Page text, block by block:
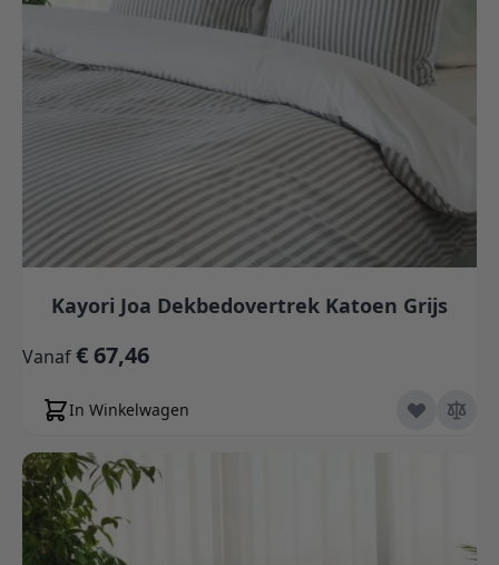
Kayori Joa Dekbedovertrek Katoen Grijs
Vanaf€ 67,46
In Winkelwagen